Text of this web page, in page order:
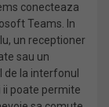
conecteaza
Teams. In
un receptioner
sau un
de la interfonul
ii poate permite